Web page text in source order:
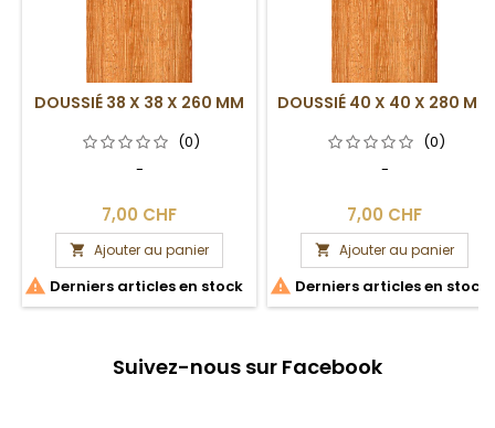
DOUSSIÉ 38 X 38 X 260 MM
(0)
-
7,00 CHF
 Ajouter au panier
 Derniers articles en stock
DOUSSIÉ 40 X 40 X 280 MM
(0)
-
7,00 CHF
 Ajouter au panier
 Derniers articles en stock
Suivez-nous sur Facebook